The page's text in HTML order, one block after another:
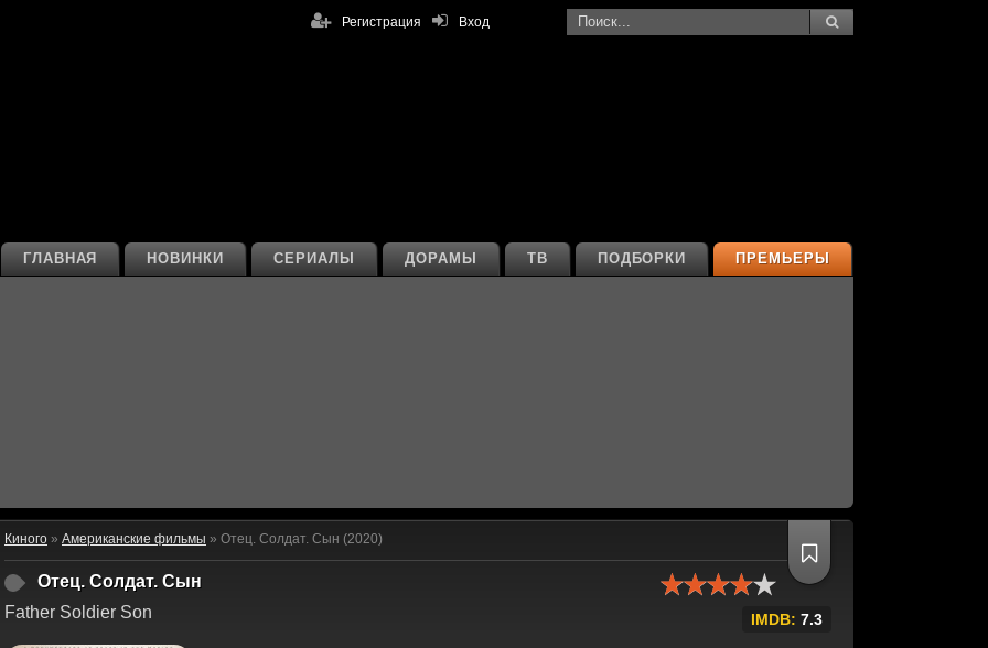
Вход
Регистрация
ПРЕМЬЕРЫ
ПОДБОРКИ
ТВ
ДОРАМЫ
СЕРИАЛЫ
НОВИНКИ
ГЛАВНАЯ
Киного » Американские фильмы » Отец. Солдат. Сын (2020)
Отец. Солдат. Сын
Father Soldier Son
IMDB: 7.3